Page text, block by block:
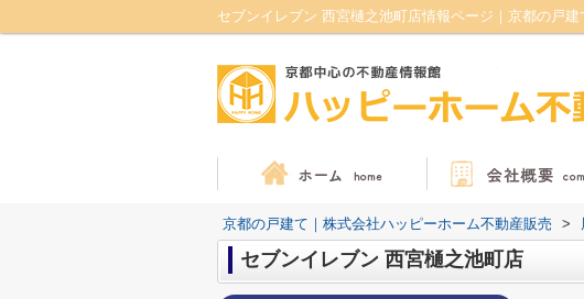
セブンイレブン 西宮樋之池町店情報ページ｜京都の戸
京都の戸建て｜株式会社ハッピーホーム不動産販売 >
セブンイレブン 西宮樋之池町店